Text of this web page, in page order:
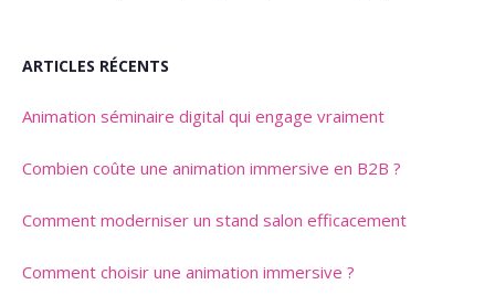
ARTICLES RÉCENTS
Animation séminaire digital qui engage vraiment
Combien coûte une animation immersive en B2B ?
Comment moderniser un stand salon efficacement
Comment choisir une animation immersive ?